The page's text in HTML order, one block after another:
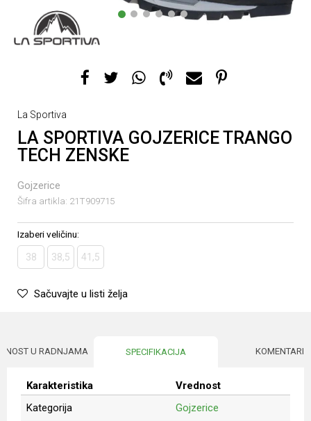
1 2 3 4 5 6
La Sportiva
LA SPORTIVA GOJZERICE TRANGO
TECH ZENSKE
Gojzerice
Šifra artikla: 21T909715
Izaberi veličinu:
38 38,5 41,5
Sačuvajte u listi želja
U RADNJAMA SPECIFIKACIJA KOMENTARI
Karakteristika
Vrednost
Kategorija
Gojzerice